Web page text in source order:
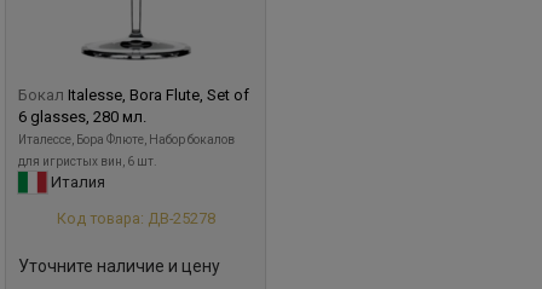
Бокал Italesse, Bora Flute, Set of
6 glasses, 280 мл.
Италессе, Бора Флюте, Набор бокалов
для игристых вин, 6 шт.
Италия
Код товара: ДВ-25278
Уточните наличие и цену